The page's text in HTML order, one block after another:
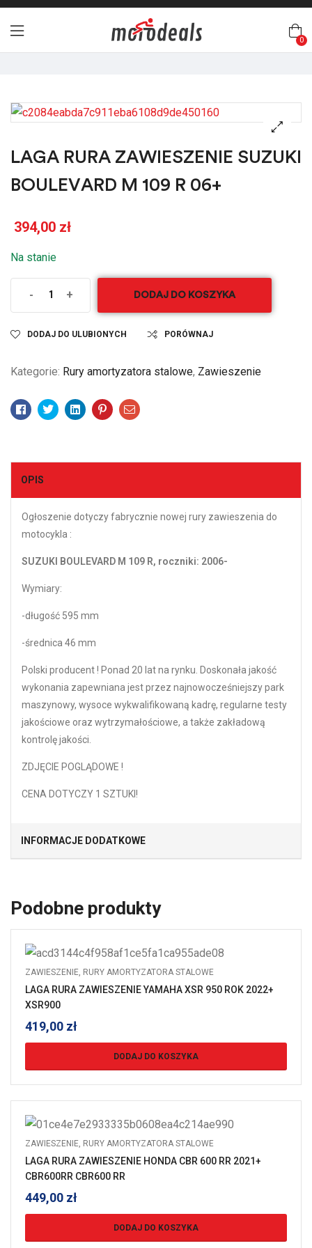
0
🔍
LAGA RURA ZAWIESZENIE SUZUKI
BOULEVARD M 109 R 06+
394,00 zł
Na stanie
- + DODAJ DO KOSZYKA
DODAJ DO ULUBIONYCH PORÓWNAJ
Kategorie: Rury amortyzatora stalowe, Zawieszenie
Facebook
TwitterLinkedinPinterestEmail
OPIS
Ogłoszenie dotyczy fabrycznie nowej rury zawieszenia do
motocykla :
SUZUKI BOULEVARD M 109 R, roczniki: 2006-
Wymiary:
-długość 595 mm
-średnica 46 mm
Polski producent ! Ponad 20 lat na rynku. Doskonała jakość
wykonania zapewniana jest przez najnowocześniejszy park
maszynowy, wysoce wykwalifikowaną kadrę, regularne testy
jakościowe oraz wytrzymałościowe, a także zakładową
kontrolę jakości.
ZDJĘCIE POGLĄDOWE !
CENA DOTYCZY 1 SZTUKI!
INFORMACJE DODATKOWE
Podobne produkty
ZAWIESZENIE RURY AMORTYZATORA STALOWE
LAGA RURA ZAWIESZENIE YAMAHA XSR 950 ROK 2022+
XSR900
419,00 zł
DODAJ DO KOSZYKA
ZAWIESZENIE, RURY AMORTYZATORA STALOWE
LAGA RURA ZAWIESZENIE HONDA CBR 600 RR 2021+
CBR600RR CBR600 RR
449,00 zł
DODAJ DO KOSZYKA